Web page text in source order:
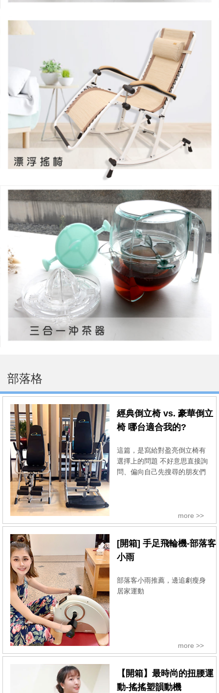
部落格
經典倒立椅 vs. 豪華倒立
椅 哪台適合我的?
這篇，是寫給對盈亮倒立椅有
選擇上的問題 不好意思直接詢
問、偏向自己先搜尋的朋友們
more >>
[開箱] 手足飛輪機-部落客
小雨
部落客小雨推薦，邊追劇瘦身
居家運動
more >>
【開箱】最時尚的扭腰運
動-搖搖塑韻動機